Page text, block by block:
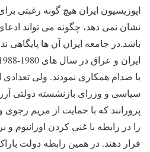
اپوزیسیون ایران هیچ گونه رغبتی
نشان نمی دهد، چگونه می تواند ادعای
باشد.در جامعه ایران آن ها پایگاهی
با صدام همکاری نمودند. ولی
سیاسی و وزرای بازنشسته دولتی
پرورانند که با حمایت از مریم رجوی
را در رابطه با غنی کردن اورانیوم
قرار دهند. در همین رابطه دولت